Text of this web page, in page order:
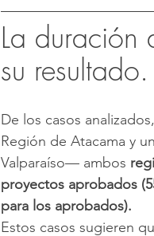
La duración
su resultado.
De los casos
Región de Atacama y
Valparaíso— ambos
proyectos aprobados
para los aprobados).
Estos casos sugieren